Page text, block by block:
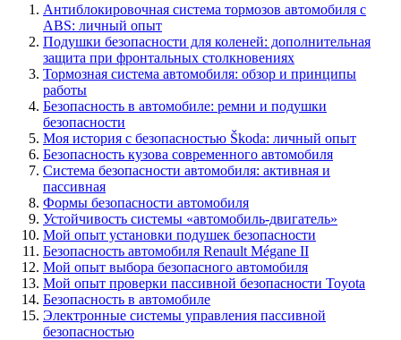
Антиблокировочная система тормозов автомобиля с
ABS: личный опыт
Подушки безопасности для коленей: дополнительная
защита при фронтальных столкновениях
Тормозная система автомобиля: обзор и принципы
работы
Безопасность в автомобиле: ремни и подушки
безопасности
Моя история с безопасностью Škoda: личный опыт
Безопасность кузова современного автомобиля
Система безопасности автомобиля: активная и
пассивная
Формы безопасности автомобиля
Устойчивость системы «автомобиль-двигатель»
Мой опыт установки подушек безопасности
Безопасность автомобиля Renault Mégane II
Мой опыт выбора безопасного автомобиля
Мой опыт проверки пассивной безопасности Toyota
Безопасность в автомобиле
Электронные системы управления пассивной
безопасностью